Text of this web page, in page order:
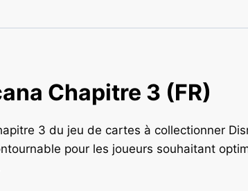
Chapitre 3 (FR)
3 du jeu de cartes à collectionner
pour les joueurs souhaitant